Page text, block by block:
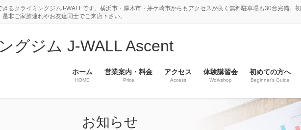
るクライミングジムJ-WALLです。横浜市・厚木市・茅ケ崎市からもアクセスが良く無料駐車場も30台完備。初
非ご家族連れやお友達同士でご来店下さい。
グジム J-WALL Ascent
ホーム
HOME
営業案内・料金
Price
アクセス
Access
体験講習会
Workshop
初めての方へ
Beginner’s Guide
お知らせ